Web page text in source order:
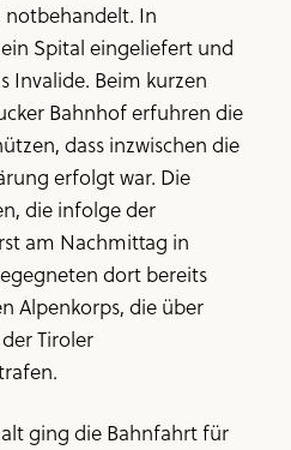
In
Spital eingeliefert und
Invalide. Beim kurzen
Bahnhof erfuhren die
dass inzwischen die
erfolgt war. Die
die infolge der
am Nachmittag in
dort bereits
Alpenkorps, die über
Tiroler
ging die Bahnfahrt für